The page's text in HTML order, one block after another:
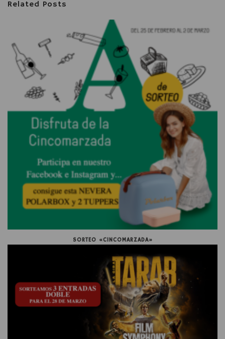
Related Posts
SORTEO «CINCOMARZADA»